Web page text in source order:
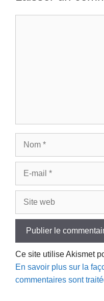
Ce site utilise Akismet
En savoir plus sur la
commentaires sont